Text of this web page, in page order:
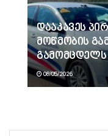
დააკავეს
მოწმობის
გამომცდელს
08/05/2026